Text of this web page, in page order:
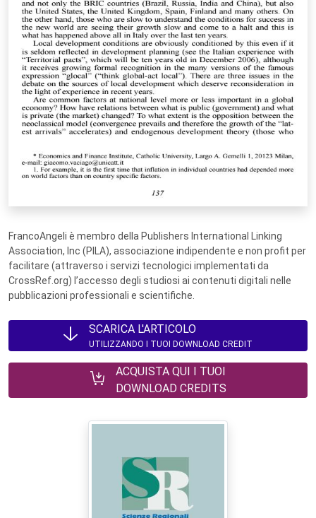
FrancoAngeli è membro della Publishers International Linking
Association, Inc (PILA), associazione indipendente e non profit per
facilitare (attraverso i servizi tecnologici implementati da
CrossRef.org) l’accesso degli studiosi ai contenuti digitali nelle
pubblicazioni professionali e scientifiche.
SCARICA L'ARTICOLO
UTILIZZANDO I TUOI DOWNLOAD CREDIT
ACQUISTA QUI I TUOI
DOWNLOAD CREDITS